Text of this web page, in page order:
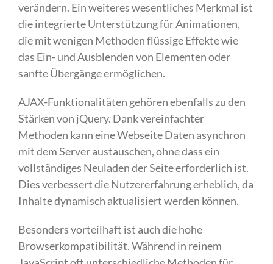
verändern. Ein weiteres wesentliches Merkmal ist
die integrierte Unterstützung für Animationen,
die mit wenigen Methoden flüssige Effekte wie
das Ein- und Ausblenden von Elementen oder
sanfte Übergänge ermöglichen.
AJAX-Funktionalitäten gehören ebenfalls zu den
Stärken von jQuery. Dank vereinfachter
Methoden kann eine Webseite Daten asynchron
mit dem Server austauschen, ohne dass ein
vollständiges Neuladen der Seite erforderlich ist.
Dies verbessert die Nutzererfahrung erheblich, da
Inhalte dynamisch aktualisiert werden können.
Besonders vorteilhaft ist auch die hohe
Browserkompatibilität. Während in reinem